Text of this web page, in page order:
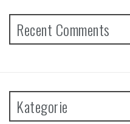
Recent Comments
Kategorie